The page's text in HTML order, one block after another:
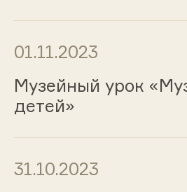
01.11.2023
Музейный урок
детей»
31.10.2023